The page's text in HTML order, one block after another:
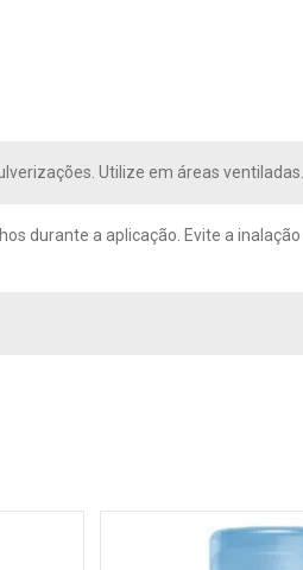
Utilize em áreas ventiladas.
durante a aplicação. Evite a